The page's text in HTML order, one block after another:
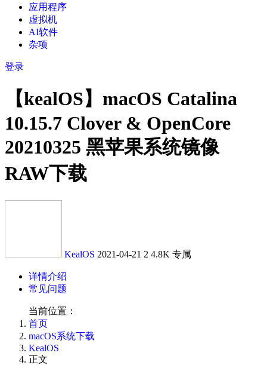
应用程序
虚拟机
AI软件
杂项
登录
【kealOS】macOS Catalina
10.15.7 Clover & OpenCore
20210325 黑苹果系统镜像
RAW下载
KealOS 2021-04-21 2 4.8K 专属
详情介绍
常见问题
当前位置：
首页
macOS系统下载
KealOS
正文